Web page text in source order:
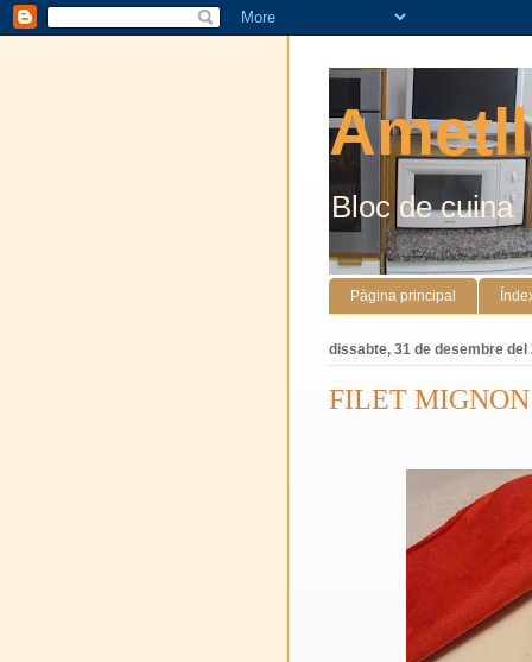
Bloc de cuina
Pàgina principal
dissabte, 31 de desembre del
FILET